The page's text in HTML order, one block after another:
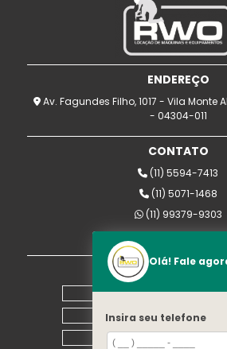
ENDEREÇO
Av. Fagundes Filho, 1017 - Vila Monte
- 04304-011
CONTATO
(11) 5594-7413
(11) 5071-1468
(11) 99379-9303
MENU
Home
Empresa
Equipamentos
Olá! Fale
Insira seu telefone